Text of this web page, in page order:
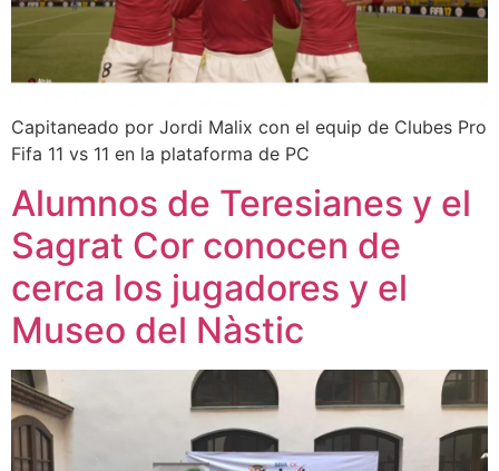
Capitaneado por Jordi Malix con el equip de Clubes Pro
Fifa 11 vs 11 en la plataforma de PC
Alumnos de Teresianes y el
Sagrat Cor conocen de
cerca los jugadores y el
Museo del Nàstic